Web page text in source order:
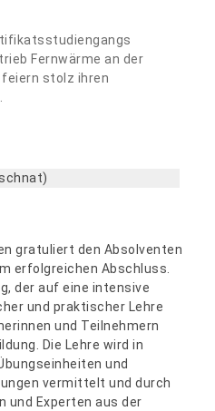
Fernwärme an der
feiern stolz ihren
gratuliert den Absolventen
erfolgreichen Abschluss.
der auf eine intensive
und praktischer Lehre
und Teilnehmern
Die Lehre wird in
und
vermittelt und durch
und Experten aus der